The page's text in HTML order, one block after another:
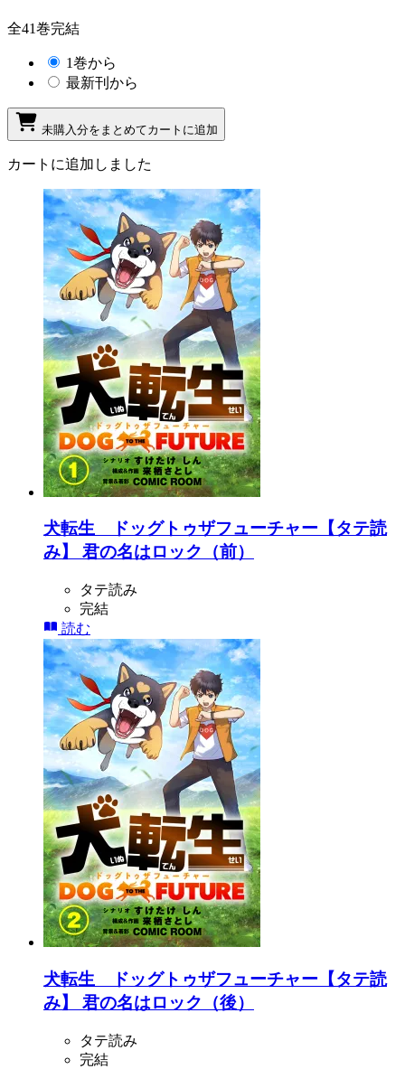
全41巻完結
1巻から
最新刊から
未購入分をまとめてカートに追加
カートに追加しました
犬転生 ドッグトゥザフューチャー【タテ読
み】 君の名はロック（前）
タテ読み
完結
読む
犬転生 ドッグトゥザフューチャー【タテ読
み】 君の名はロック（後）
タテ読み
完結